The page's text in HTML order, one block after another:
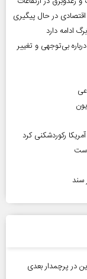
اقتصادی در حال پیگیری
ادامه دارد
بی‌توجهی و تغییر
در پرچمدار بعدی